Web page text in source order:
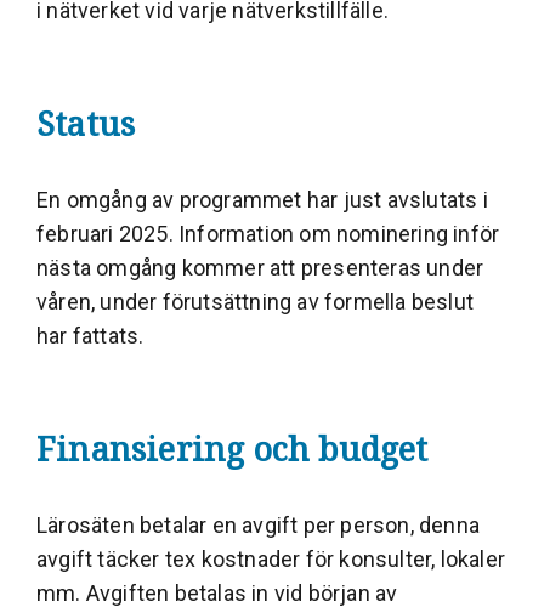
i nätverket vid varje nätverkstillfälle.
Status
En omgång av programmet har just avslutats i
februari 2025. Information om nominering inför
nästa omgång kommer att presenteras under
våren, under förutsättning av formella beslut
har fattats.
Finansiering och budget
Lärosäten betalar en avgift per person, denna
avgift täcker tex kostnader för konsulter, lokaler
mm. Avgiften betalas in vid början av